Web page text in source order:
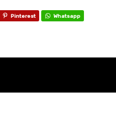
Pinterest Whatsapp